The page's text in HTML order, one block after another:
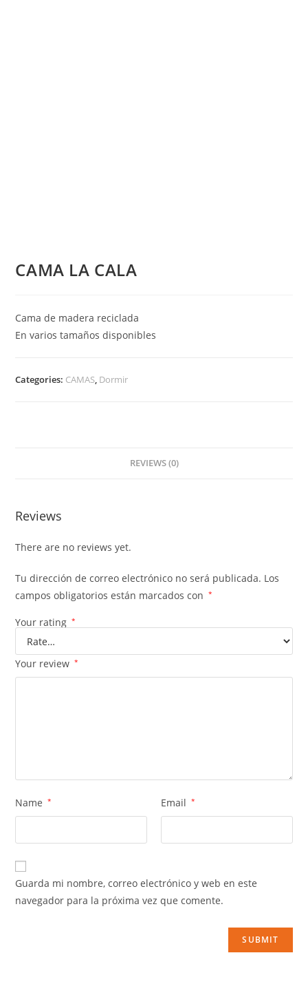
CAMA LA CALA
Cama de madera reciclada
En varios tamaños disponibles
Categories: CAMAS, Dormir
REVIEWS (0)
Reviews
There are no reviews yet.
Tu dirección de correo electrónico no será publicada. Los
campos obligatorios están marcados con
*
Your rating *
Your review *
Name * Email *
Guarda mi nombre, correo electrónico y web en este
navegador para la próxima vez que comente.